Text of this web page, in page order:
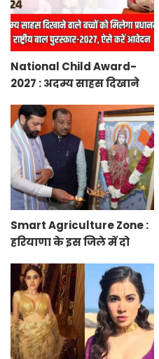
National Child Award-
2027 : अदम्य साहस दिखाने
प्रधानमंत्री राष्ट्रीय बाल
पुरस्कार-2027, ऐसे करें
आवेदन
Smart Agriculture Zone :
हरियाणा के इस जिले में दो
एग्रीकल्चर जोन